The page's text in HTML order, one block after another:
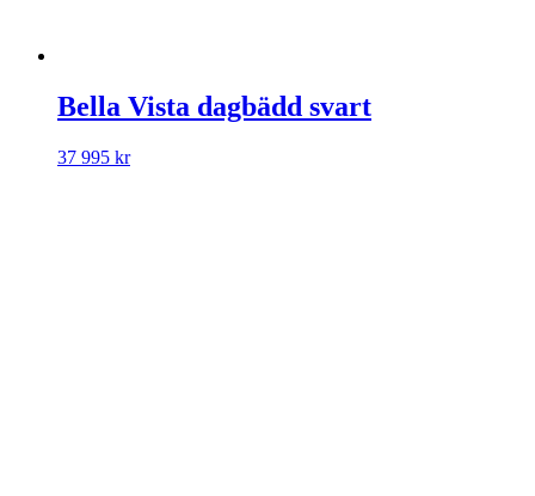
Bella Vista dagbädd svart
37 995 kr